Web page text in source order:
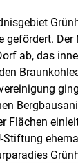
gefördert.
ab, das
Flächen
Stiftung